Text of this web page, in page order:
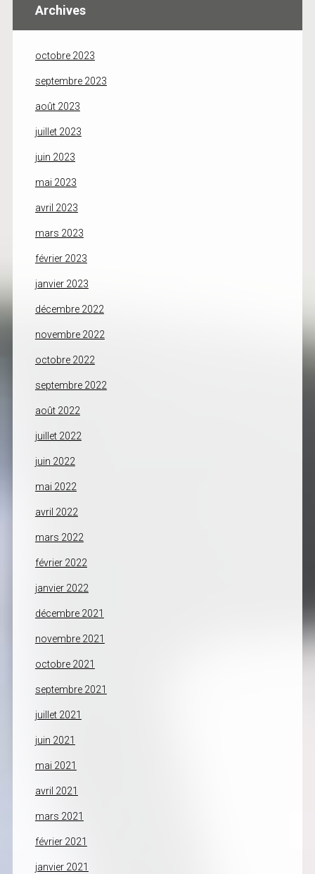
Archives
octobre 2023
septembre 2023
août 2023
juillet 2023
juin 2023
mai 2023
avril 2023
mars 2023
février 2023
janvier 2023
décembre 2022
novembre 2022
octobre 2022
septembre 2022
août 2022
juillet 2022
juin 2022
mai 2022
avril 2022
mars 2022
février 2022
janvier 2022
décembre 2021
novembre 2021
octobre 2021
septembre 2021
juillet 2021
juin 2021
mai 2021
avril 2021
mars 2021
février 2021
janvier 2021